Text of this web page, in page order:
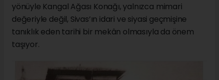
yönüyle Kangal Ağası Konağı, yalnızca mimari
değeriyle değil, Sivas’ın idari ve siyasi geçmişine
tanıklık eden tarihi bir mekân olmasıyla da önem
taşıyor.